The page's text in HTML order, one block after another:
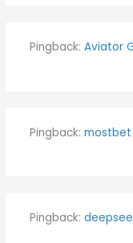
Pingback: Aviator
Pingback: mostbet
Pingback: